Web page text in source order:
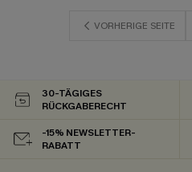
VORHERIGE SEITE
30-TÄGIGES
RÜCKGABERECHT
-15% NEWSLETTER-
RABATT